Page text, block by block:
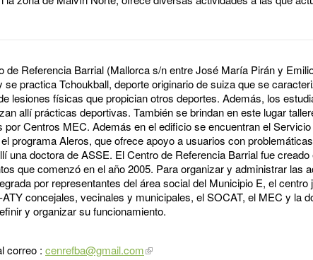
de Referencia Barrial (Mallorca s/n entre José María Pirán y
se practica Tchoukball, deporte originario de suiza que se
lesiones físicas que propician otros deportes. Además, los
allí prácticas deportivas. También se brindan en este lugar
por Centros MEC. Además en el edificio se encuentran el
programa Aleros, que ofrece apoyo a usuarios con
una doctora de ASSE. El Centro de Referencia Barrial fue
que comenzó en el año 2005. Para organizar y administrar las
por representantes del área social del Municipio E, el
concejales, vecinales y municipales, el SOCAT, el MEC y la
y organizar su funcionamiento.
correo : cenrefba@gmail.com